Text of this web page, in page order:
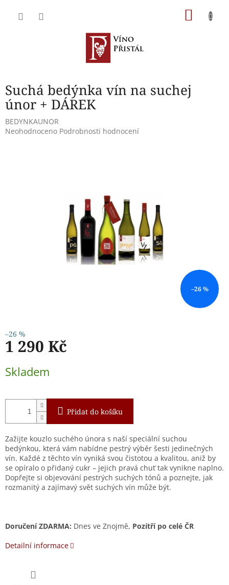
Suchá bedýnka vín na suchej
únor + DÁREK
BEDYNKAUNOR
Průměrné
Neohodnoceno Podrobnosti hodnocení
–26 %
–26 %
1 290 Kč
cena:
Skladem
Přidat do košíku
Zažijte kouzlo suchého února s naší speciální suchou
bedýnkou, která vám nabídne pestrý výběr šesti jedinečných
vín. Každé z těchto vín vyniká svou čistotou a kvalitou, aniž by
se opíralo o přidaný cukr – jejich pravá chuť tak vynikne naplno.
Dopřejte si objevování pestrých suchých tónů a poznejte, jak
rozmanitý a zajímavý svět suchých vín může být.
Doručení ZDARMA: Dnes ve Znojmě, Pozítřípo celé ČR
Detailní informace